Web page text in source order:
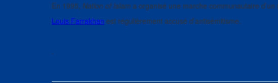
En 1995, Nation of Islam a organisé une marche communautaire d’un
Louis Farrakhan est régulièrement accusé d’antisémitisme.
.